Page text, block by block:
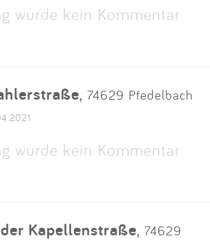
wurde kein Kommentar
, 74629 Pfedelbach
wurde kein Kommentar
Kapellenstraße, 74629